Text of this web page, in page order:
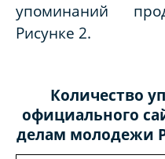
упоминаний
Рисунке 2.
Количество
официального
делам молодежи